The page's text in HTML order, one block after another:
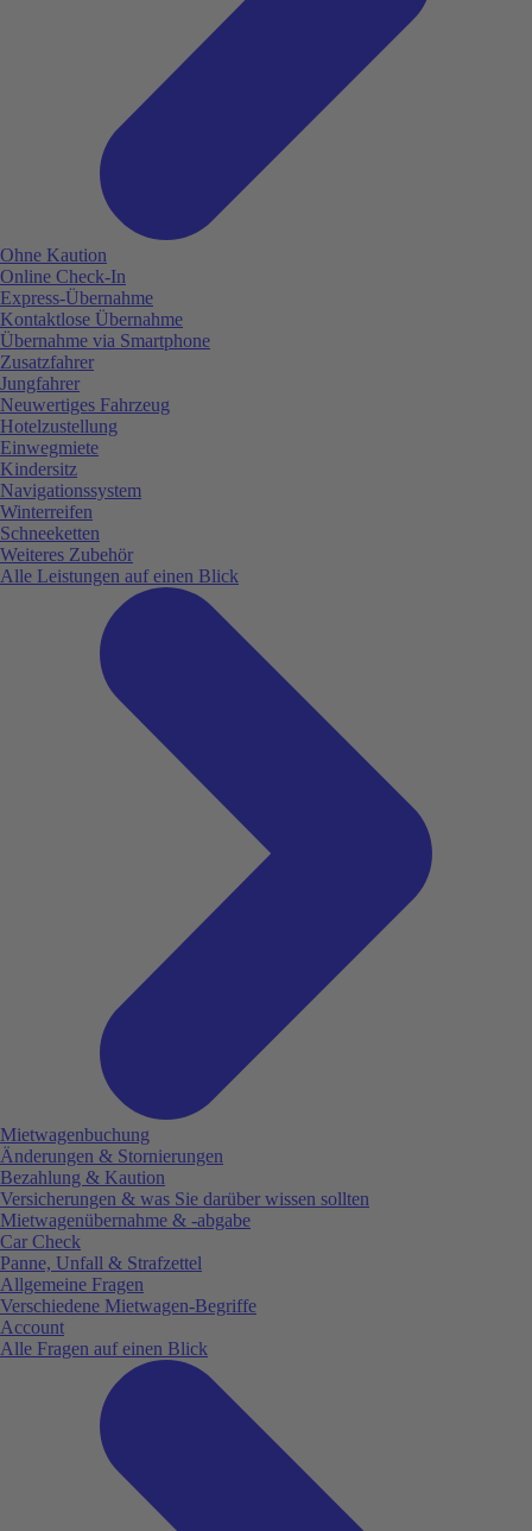
Ohne Kaution
Online Check-In
Express-Übernahme
Kontaktlose Übernahme
Übernahme via Smartphone
Zusatzfahrer
Jungfahrer
Neuwertiges Fahrzeug
Hotelzustellung
Einwegmiete
Kindersitz
Navigationssystem
Winterreifen
Schneeketten
Weiteres Zubehör
Alle Leistungen auf einen Blick
Mietwagenbuchung
Änderungen & Stornierungen
Bezahlung & Kaution
Versicherungen & was Sie darüber wissen sollten
Mietwagenübernahme & -abgabe
Car Check
Panne, Unfall & Strafzettel
Allgemeine Fragen
Verschiedene Mietwagen-Begriffe
Account
Alle Fragen auf einen Blick